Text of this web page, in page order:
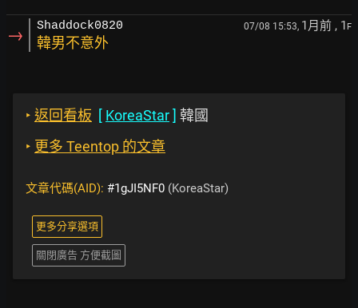
→ Shaddock0820 07/08 15:53, 1月前 , 1 F
韓男不意外
‣ 返回看板 [ KoreaStar] 韓國
‣ 更多 Teentop 的文章
文章代碼(AID): #1gJI5NF0 (KoreaStar)
更多分享選項
關閉廣告 方便截圖